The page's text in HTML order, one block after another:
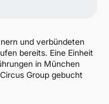
und verbündeten
bereits. Eine Einheit
in München
Group gebucht